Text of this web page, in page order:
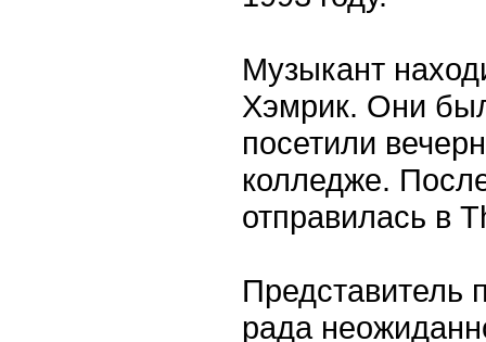
Музыкант
Хэмрик. Они
посетили
колледже.
отправилась в
Представитель
рада